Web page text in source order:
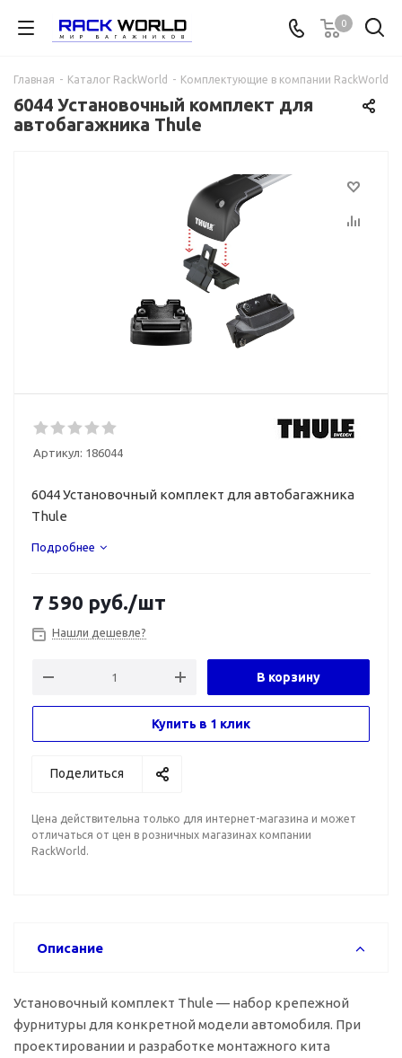
0
Главная - Каталог RackWorld - Комплектующие в компании RackWorld
6044 Установочный комплект для
автобагажника Thule
Артикул: 186044
6044 Установочный комплект для автобагажника
Thule
Подробнее
7 590 руб./шт
Нашли дешевле?
В корзину
Купить в 1 клик
Поделиться
Цена действительна только для интернет-магазина и может
отличаться от цен в розничных магазинах компании
RackWorld.
Описание
Установочный комплект Thule — набор крепежной
фурнитуры для конкретной модели автомобиля. При
проектировании и разработке монтажного кита